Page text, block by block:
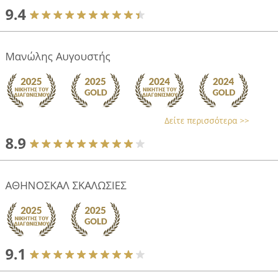
9.4
Μανώλης Αυγουστής
Δείτε περισσότερα >>
8.9
ΑΘΗΝΟΣΚΑΛ ΣΚΑΛΩΣΙΕΣ
9.1